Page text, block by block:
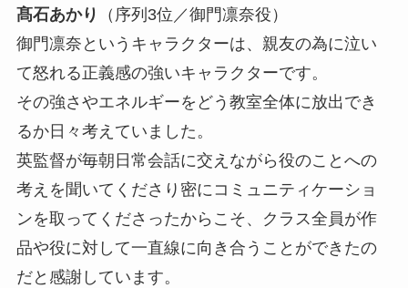
髙石あかり
（序列3位／御門凛奈役）
御門凛奈というキャラクターは、親友の為に泣い
て怒れる正義感の強いキャラクターです。
その強さやエネルギーをどう教室全体に放出でき
るか日々考えていました。
英監督が毎朝日常会話に交えながら役のことへの
考えを聞いてくださり密にコミュニティケーショ
ンを取ってくださったからこそ、クラス全員が作
品や役に対して一直線に向き合うことができたの
だと感謝しています。